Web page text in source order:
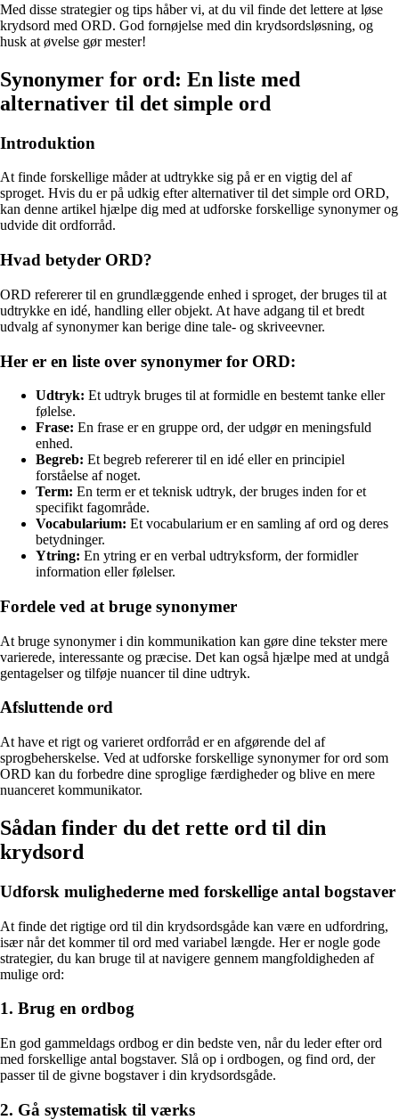
Med disse strategier og tips håber vi, at du vil finde det lettere at løse
krydsord med ORD. God fornøjelse med din krydsordsløsning, og
husk at øvelse gør mester!
Synonymer for ord: En liste med
alternativer til det simple ord
Introduktion
At finde forskellige måder at udtrykke sig på er en vigtig del af
sproget. Hvis du er på udkig efter alternativer til det simple ord ORD,
kan denne artikel hjælpe dig med at udforske forskellige synonymer og
udvide dit ordforråd.
Hvad betyder ORD?
ORD refererer til en grundlæggende enhed i sproget, der bruges til at
udtrykke en idé, handling eller objekt. At have adgang til et bredt
udvalg af synonymer kan berige dine tale- og skriveevner.
Her er en liste over synonymer for ORD:
Udtryk: Et udtryk bruges til at formidle en bestemt tanke eller
følelse.
Frase: En frase er en gruppe ord, der udgør en meningsfuld
enhed.
Begreb: Et begreb refererer til en idé eller en principiel
forståelse af noget.
Term: En term er et teknisk udtryk, der bruges inden for et
specifikt fagområde.
Vocabularium: Et vocabularium er en samling af ord og deres
betydninger.
Ytring: En ytring er en verbal udtryksform, der formidler
information eller følelser.
Fordele ved at bruge synonymer
At bruge synonymer i din kommunikation kan gøre dine tekster mere
varierede, interessante og præcise. Det kan også hjælpe med at undgå
gentagelser og tilføje nuancer til dine udtryk.
Afsluttende ord
At have et rigt og varieret ordforråd er en afgørende del af
sprogbeherskelse. Ved at udforske forskellige synonymer for ord som
ORD kan du forbedre dine sproglige færdigheder og blive en mere
nuanceret kommunikator.
Sådan finder du det rette ord til din
krydsord
Udforsk mulighederne med forskellige antal bogstaver
At finde det rigtige ord til din krydsordsgåde kan være en udfordring,
især når det kommer til ord med variabel længde. Her er nogle gode
strategier, du kan bruge til at navigere gennem mangfoldigheden af
mulige ord:
1. Brug en ordbog
En god gammeldags ordbog er din bedste ven, når du leder efter ord
med forskellige antal bogstaver. Slå op i ordbogen, og find ord, der
passer til de givne bogstaver i din krydsordsgåde.
2. Gå systematisk til værks